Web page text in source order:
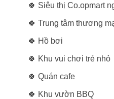
🍀 Siêu thị Co.opmart
🍀 Trung tâm thương
🍀 Hồ bơi
🍀 Khu vui chơi trẻ nhỏ
🍀 Quán cafe
🍀 Khu vườn BBQ